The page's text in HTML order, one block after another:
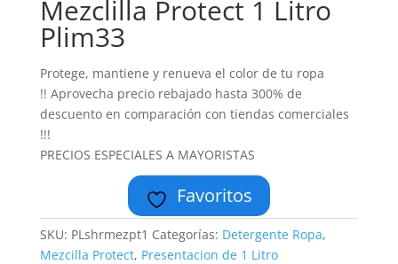
Mezclilla Protect 1 Litro
Plim33
Protege, mantiene y renueva el color de tu ropa
!! Aprovecha precio rebajado hasta 300% de
descuento en comparación con tiendas comerciales
!!!
PRECIOS ESPECIALES A MAYORISTAS
Favoritos
SKU: PLshrmezpt1 Categorías: Detergente Ropa,
Mezcilla Protect, Presentacion de 1 Litro